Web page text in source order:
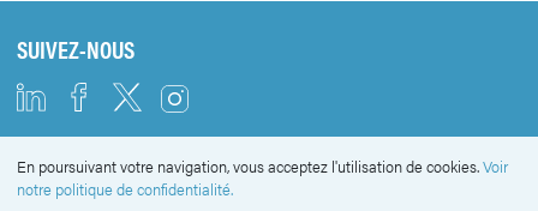
SUIVEZ-NOUS
NEWSLETTER
En poursuivant votre navigation, vous acceptez l'utilisation de cookies.Voir
notre politique de confidentialité.